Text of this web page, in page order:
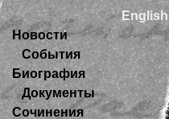
English
Новости
События
Биография
Документы
Сочинения